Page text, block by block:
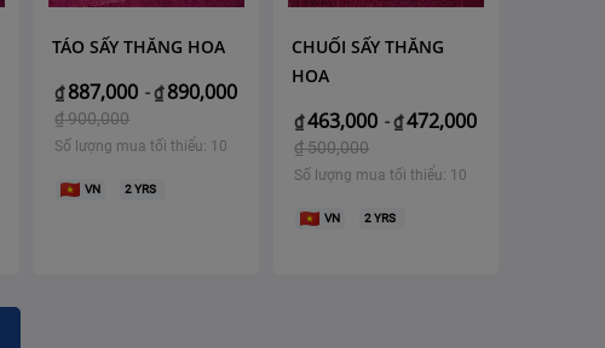
TÁO SẤY THĂNG HOA
₫ 887,000 -₫ 890,000
₫900,000
Số lượng mua tối thiểu: 10
VN 2YRS
CHUỐI SẤY THĂNG
HOA
₫463,000 -₫472,000
₫500,000
Số lượng mua tối thiểu: 10
VN 2YRS